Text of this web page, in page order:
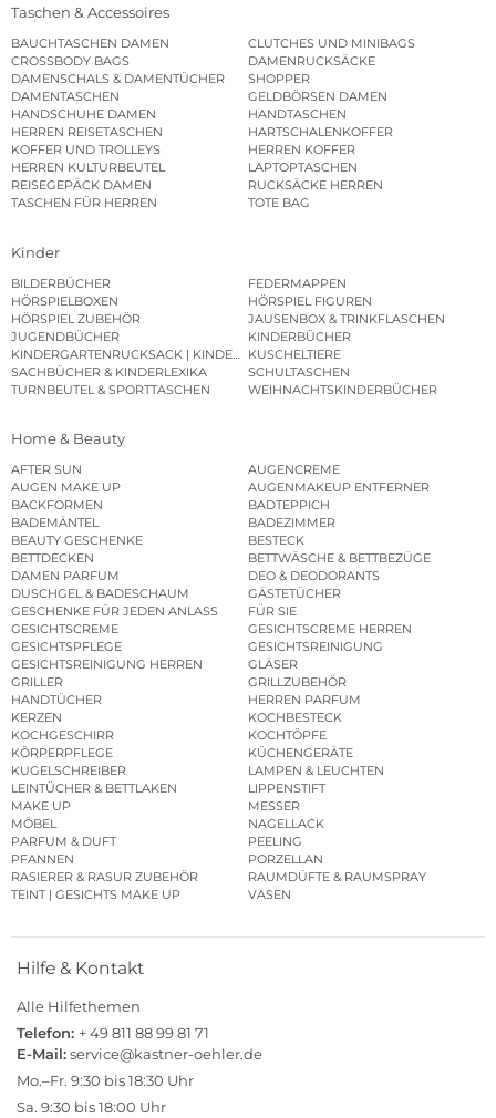
Taschen & Accessoires
BAUCHTASCHEN DAMEN
CLUTCHES UND MINIBAGS
CROSSBODY BAGS
DAMENRUCKSÄCKE
DAMENSCHALS & DAMENTÜCHER
SHOPPER
DAMENTASCHEN
GELDBÖRSEN DAMEN
HANDSCHUHE DAMEN
HANDTASCHEN
HERREN REISETASCHEN
HARTSCHALENKOFFER
KOFFER UND TROLLEYS
HERREN KOFFER
HERREN KULTURBEUTEL
LAPTOPTASCHEN
REISEGEPÄCK DAMEN
RUCKSÄCKE HERREN
TASCHEN FÜR HERREN
TOTE BAG
Kinder
BILDERBÜCHER
FEDERMAPPEN
HÖRSPIELBOXEN
HÖRSPIEL FIGUREN
HÖRSPIEL ZUBEHÖR
JAUSENBOX & TRINKFLASCHEN
JUGENDBÜCHER
KINDERBÜCHER
KINDERGARTENRUCKSACK | KINDERGARTENBEUTEL
KUSCHELTIERE
SACHBÜCHER & KINDERLEXIKA
SCHULTASCHEN
TURNBEUTEL & SPORTTASCHEN
WEIHNACHTSKINDERBÜCHER
Home & Beauty
AFTER SUN
AUGENCREME
AUGEN MAKE UP
AUGENMAKEUP ENTFERNER
BACKFORMEN
BADTEPPICH
BADEMÄNTEL
BADEZIMMER
BEAUTY GESCHENKE
BESTECK
BETTDECKEN
BETTWÄSCHE & BETTBEZÜGE
DAMEN PARFUM
DEO & DEODORANTS
DUSCHGEL & BADESCHAUM
GÄSTETÜCHER
GESCHENKE FÜR JEDEN ANLASS
FÜR SIE
GESICHTSCREME
GESICHTSCREME HERREN
GESICHTSPFLEGE
GESICHTSREINIGUNG
GESICHTSREINIGUNG HERREN
GLÄSER
GRILLER
GRILLZUBEHÖR
HANDTÜCHER
HERREN PARFUM
KERZEN
KOCHBESTECK
KOCHGESCHIRR
KOCHTÖPFE
KÖRPERPFLEGE
KÜCHENGERÄTE
KUGELSCHREIBER
LAMPEN & LEUCHTEN
LEINTÜCHER & BETTLAKEN
LIPPENSTIFT
MAKE UP
MESSER
MÖBEL
NAGELLACK
PARFUM & DUFT
PEELING
PFANNEN
PORZELLAN
RASIERER & RASUR ZUBEHÖR
RAUMDÜFTE & RAUMSPRAY
TEINT | GESICHTS MAKE UP
VASEN
Hilfe & Kontakt
Alle Hilfethemen
Telefon: + 49 811 88 99 81 71
E-Mail:service@kastner-oehler.de
Mo.–Fr. 9:30 bis 18:30 Uhr
Sa. 9:30 bis 18:00 Uhr